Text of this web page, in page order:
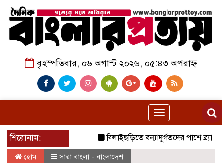
বৃহস্পতিবার, ০৬ অগাস্ট ২০২৬, ০৫:৪৩ অপরাহ্ন
Toggle
navigation
শিরোনাম:
বিলাইছড়িতে বন্যাদুর্গতদের পাশে ব্র্যাক।
হোম সারা বাংলা - বাংলাদেশ